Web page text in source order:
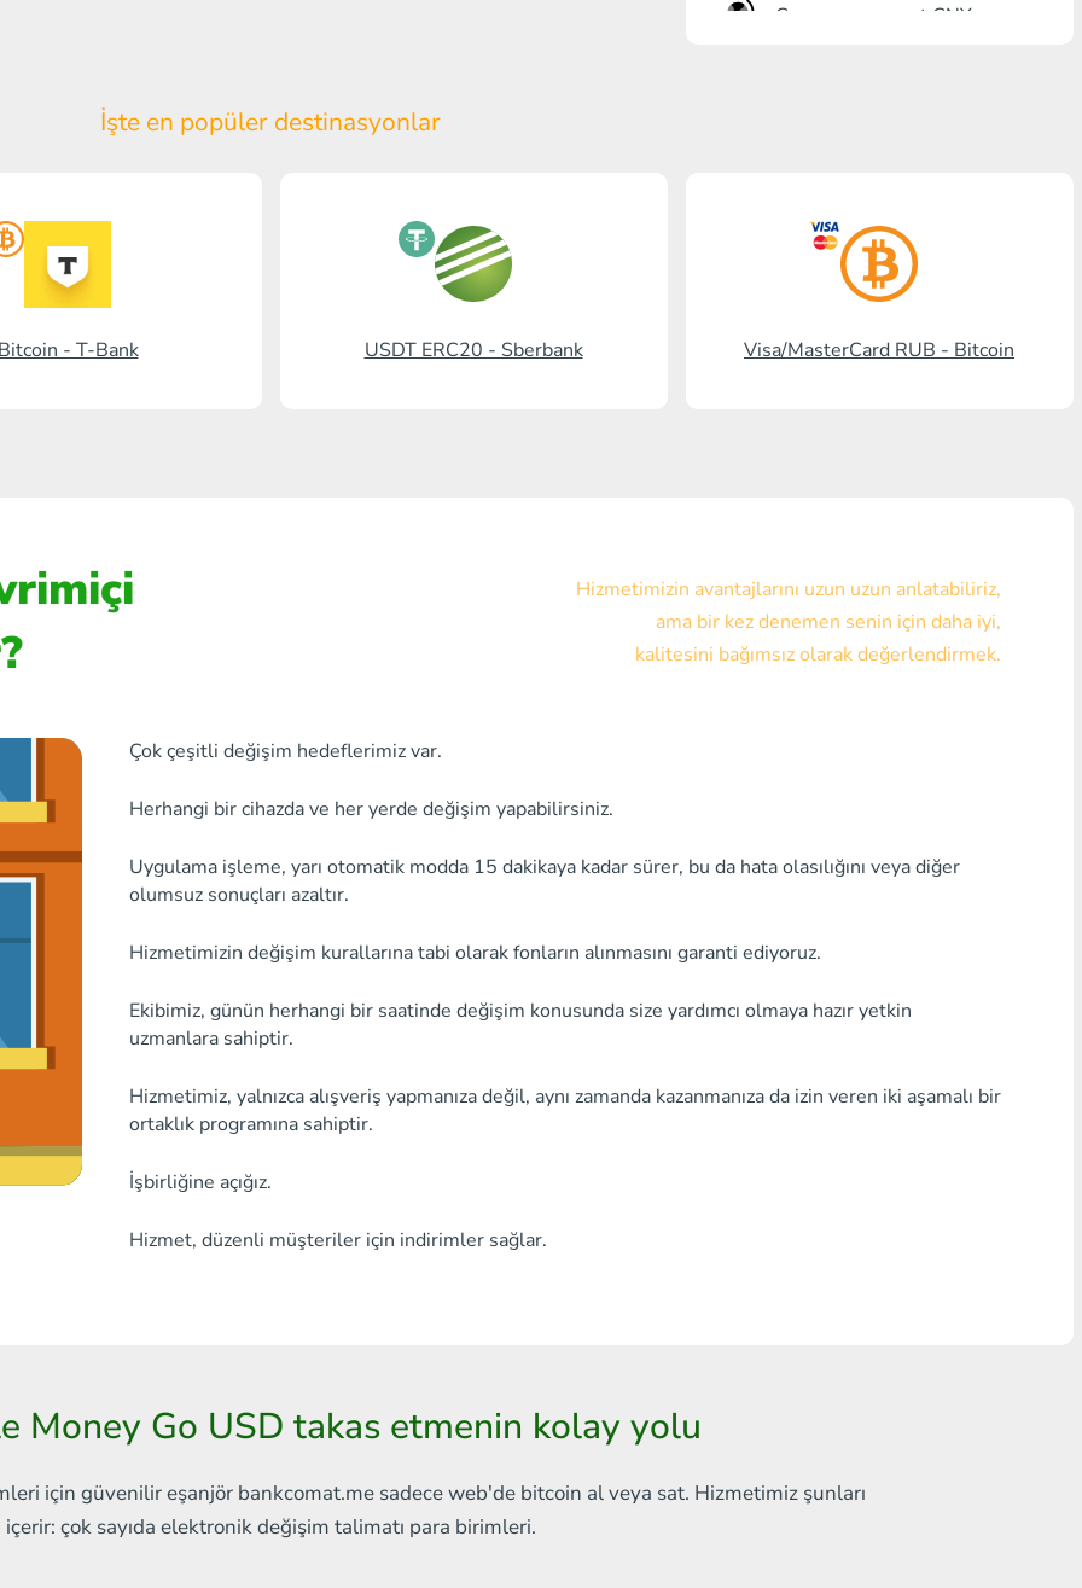
Company account CNY
Promsvyazbank
Rus standardı
Visa/MasterCard USD
Visa/MasterCard EUR
Herhangi bir banka KGS
Herhangi bir banka PLN
Ripple
İşte en popüler destinasyonlar
Bitcoin - T-Bank USDT ERC20 - Sberbank Visa/MasterCard RUB - Bitcoin
Hizmetimizin avantajlarını uzun uzun anlatabiliriz,
ama bir kez denemen senin için daha iyi,
kalitesini bağımsız olarak değerlendirmek.
Çok çeşitli değişim hedeflerimiz var.
Herhangi bir cihazda ve her yerde değişim yapabilirsiniz.
Uygulama işleme, yarı otomatik modda 15 dakikaya kadar sürer, bu da hata olasılığını veya diğer
olumsuz sonuçları azaltır.
Hizmetimizin değişim kurallarına tabi olarak fonların alınmasını garanti ediyoruz.
Ekibimiz, günün herhangi bir saatinde değişim konusunda size yardımcı olmaya hazır yetkin
uzmanlara sahiptir.
Hizmetimiz, yalnızca alışveriş yapmanıza değil, aynı zamanda kazanmanıza da izin veren iki aşamalı bir
ortaklık programına sahiptir.
İşbirliğine açığız.
Hizmet, düzenli müşteriler için indirimler sağlar.
Money Go USD takas etmenin kolay yolu
için güvenilir eşanjör bankcomat.me sadece web'de bitcoin al veya sat. Hizmetimiz şunları
içerir: çok sayıda elektronik değişim talimatı para birimleri.